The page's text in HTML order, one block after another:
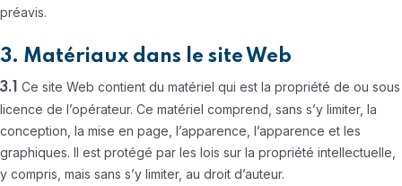
préavis.
3. Matériaux dans le site Web
3.1
Ce site Web contient du matériel qui est la propriété de ou sous
licence de l’opérateur. Ce matériel comprend, sans s’y limiter, la
conception, la mise en page, l’apparence, l’apparence et les
graphiques. Il est protégé par les lois sur la propriété intellectuelle,
y compris, mais sans s’y limiter, au droit d’auteur.